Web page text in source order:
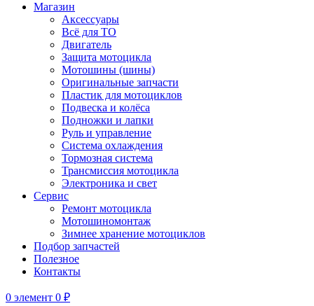
Магазин
Аксессуары
Всё для ТО
Двигатель
Защита мотоцикла
Мотошины (шины)
Оригинальные запчасти
Пластик для мотоциклов
Подвеска и колёса
Подножки и лапки
Руль и управление
Система охлаждения
Тормозная система
Трансмиссия мотоцикла
Электроника и свет
Сервис
Ремонт мотоцикла
Мотошиномонтаж
Зимнее хранение мотоциклов
Подбор запчастей
Полезное
Контакты
0 элемент 0 ₽